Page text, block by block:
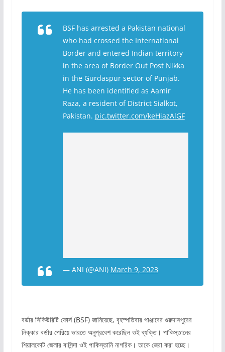
BSF has arrested a Pakistan national
who had crossed the International
Border and entered Indian territory
in the area of Border Out Post Nikka
in the Gurdaspur sector of Punjab.
He has been identified as Aamir
Raza, a resident of District Sialkot,
Pakistan. pic.twitter.com/keHiazAlGF
— ANI (@ANI) March 9, 2023
বর্ডার সিকিউরিটি ফোর্স (BSF) জানিয়েছে, বৃহস্পতিবার পাঞ্জাবের গুরুদাসপুরের
নিক্কার বর্ডার পেরিয়ে ভারতে অনুপ্রবেশ করেছিল ওই ব্যক্তি। পাকিস্তানের
শিয়ালকোট জেলার বাসিন্দা ওই পাকিস্তানি নাগরিক। তাকে জেরা করা হচ্ছে।